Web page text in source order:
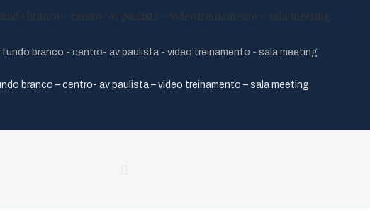
branco – centro- av paulista – video treinamento – sala meeting
branco – centro- av paulista – video treinamento – sala meeting